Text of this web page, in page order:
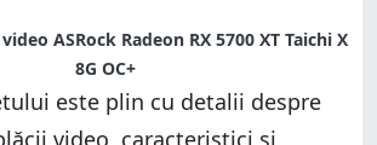
ASRock Radeon RX 5700 XT Taichi X
8G OC+
este plin cu detalii despre